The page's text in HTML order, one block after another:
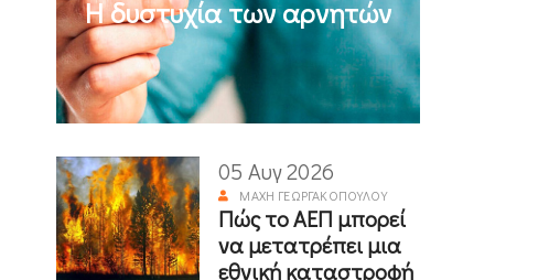
Η δυστυχία των αρνητών
05 Αυγ 2026
ΜΆΧΗ ΓΕΩΡΓΑΚΟΠΟΎΛΟΥ
Πώς το ΑΕΠ μπορεί
να μετατρέπει μια
εθνική καταστροφή